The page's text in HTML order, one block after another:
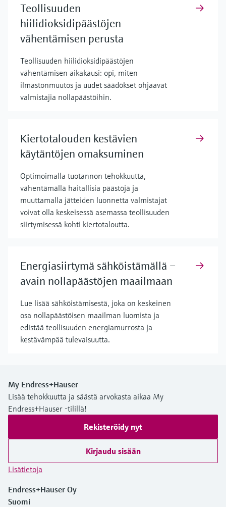
Teollisuuden
hiilidioksidipäästöjen
vähentämisen perusta
Teollisuuden hiilidioksidipäästöjen
vähentämisen aikakausi: opi, miten
ilmastonmuutos ja uudet säädökset ohjaavat
valmistajia nollapäästöihin.
Kiertotalouden kestävien
käytäntöjen omaksuminen
Optimoimalla tuotannon tehokkuutta,
vähentämällä haitallisia päästöjä ja
muuttamalla jätteiden luonnetta valmistajat
voivat olla keskeisessä asemassa teollisuuden
siirtymisessä kohti kiertotaloutta.
Energiasiirtymä sähköistämällä –
avain nollapäästöjen maailmaan
Lue lisää sähköistämisestä, joka on keskeinen
osa nollapäästöisen maailman luomista ja
edistää teollisuuden energiamurrosta ja
kestävämpää tulevaisuutta.
My Endress+Hauser
Lisää tehokkuutta ja säästä arvokasta aikaa My
Endress+Hauser -tilillä!
Rekisteröidy nyt
Kirjaudu sisään
Lisätietoja
Endress+Hauser Oy
Suomi